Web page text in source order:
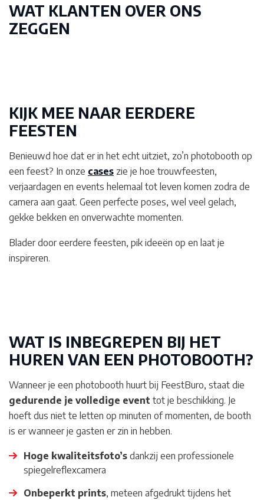
WAT KLANTEN OVER ONS
ZEGGEN
KIJK MEE NAAR EERDERE
FEESTEN
Benieuwd hoe dat er in het echt uitziet, zo’n photobooth op
een feest? In onze cases zie je hoe trouwfeesten,
verjaardagen en events helemaal tot leven komen zodra de
camera aan gaat. Geen perfecte poses, wel veel gelach,
gekke bekken en onverwachte momenten.
Blader door eerdere feesten, pik ideeën op en laat je
inspireren.
WAT IS INBEGREPEN BIJ HET
HUREN VAN EEN PHOTOBOOTH?
Wanneer je een photobooth huurt bij FeestBuro, staat die
gedurende je volledige event tot je beschikking. Je
hoeft dus niet te letten op minuten of momenten, de booth
is er wanneer je gasten er zin in hebben.
Hoge kwaliteitsfoto’s dankzij een professionele
spiegelreflexcamera
Onbeperkt prints, meteen afgedrukt tijdens het